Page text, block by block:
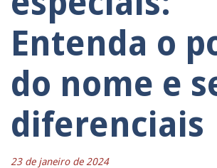
Entenda o
do nome e
diferenciais
23 de janeiro de 2024